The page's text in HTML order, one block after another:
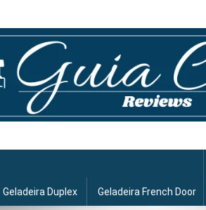
Geladeira Duplex Geladeira French Door